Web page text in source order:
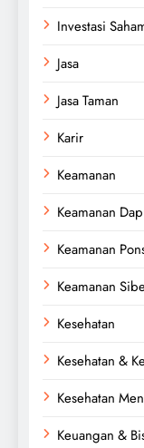
Investasi
Jasa
Jasa Taman
Karir
Keamanan
Keamanan
Keamanan
Keamanan
Kesehatan
Kesehatan &
Kesehatan
Keuangan &